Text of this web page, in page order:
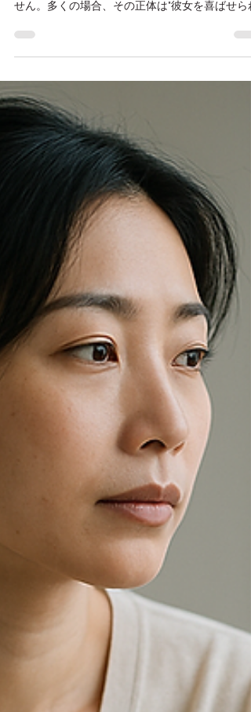
「俺、本当は結婚したいのかな」とふと感じると
せん。多くの場合、その正体は"彼女を喜ばせら
るか自信がない"というサインです。プレゼント
その理由と、今日からできることをお伝えしま
す。